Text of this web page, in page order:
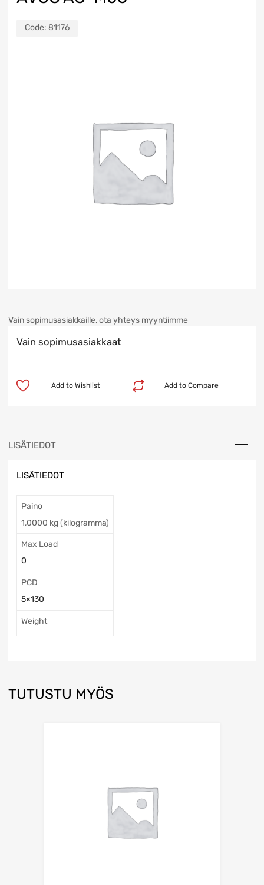
Code: 81176
Vain sopimusasiakkaille, ota yhteys myyntiimme
Vain sopimusasiakkaat
Add to Compare
Add to Wishlist
LISÄTIEDOT
LISÄTIEDOT
Paino
1,0000 kg (kilogramma)
Max Load
0
PCD
5×130
Weight
TUTUSTU MYÖS